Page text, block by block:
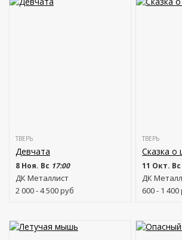
ТВЕРЬ
Девчата
8 Ноя. Вс 17:00
ДК Металлист
2 000 - 4 500руб
ТВЕРЬ
Сказка о
11 Окт. Вс
ДК
600 - 1 400